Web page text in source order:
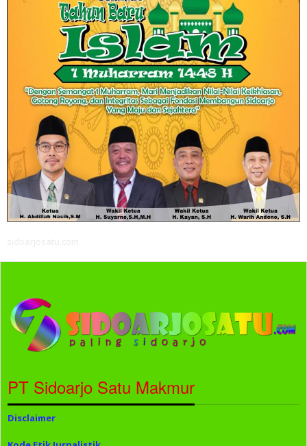
PT Sidoarjo Satu Makmur
Disclaimer